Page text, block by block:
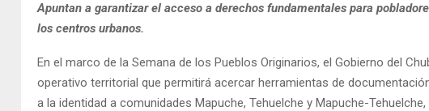
Apuntan a garantizar el acceso a derechos fundamentales para
los centros urbanos.
En el marco de la Semana de los Pueblos Originarios, el Gobierno del
operativo territorial que permitirá acercar herramientas de
a la identidad a comunidades Mapuche, Tehuelche y Mapuche-